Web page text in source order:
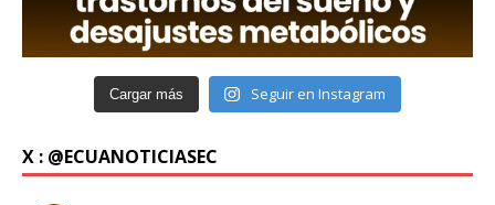
Cargar más Seguir en Instagram
X : @ECUANOTICIASEC